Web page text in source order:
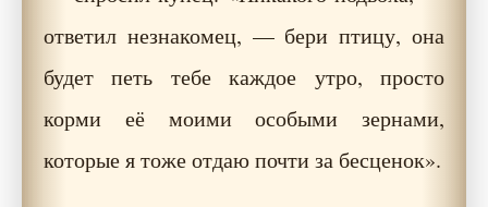
ответил незнакомец, — бери птицу, она
будет петь тебе каждое утро, просто
корми её моими особыми зернами,
которые я тоже отдаю почти за бесценок».